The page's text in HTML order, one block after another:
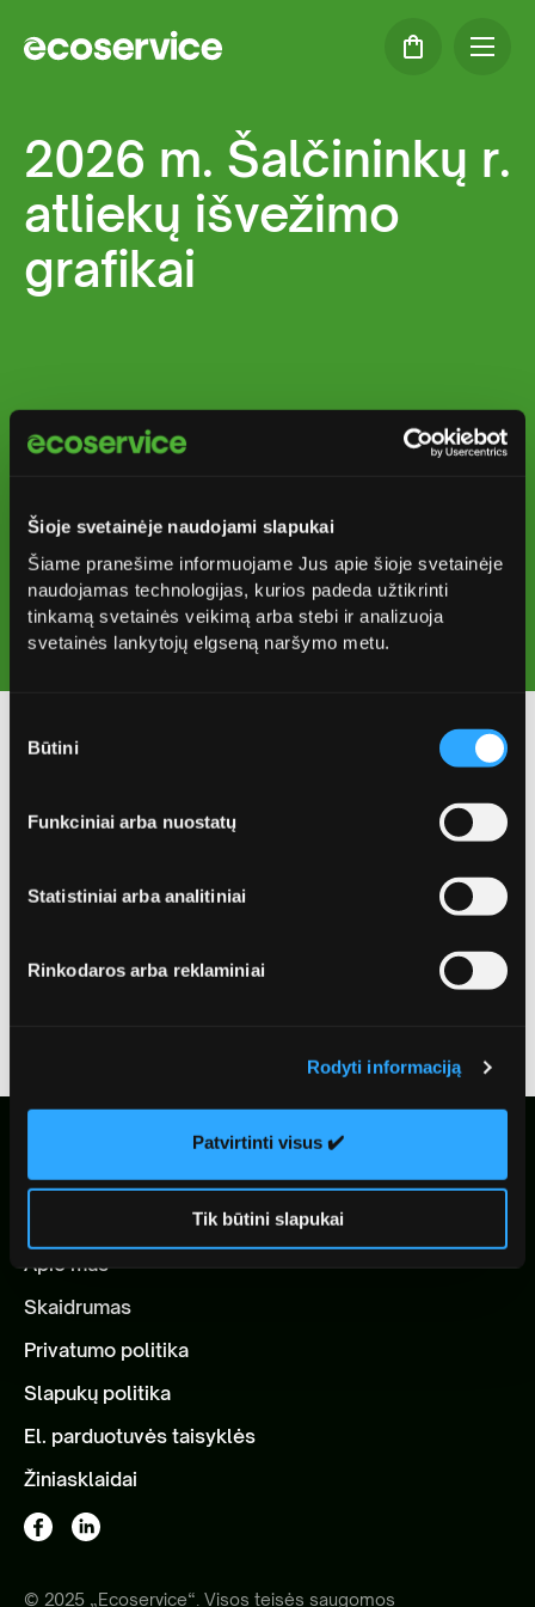
Šioje svetainėje naudojami slapukai
Šiame pranešime informuojame Jus apie šioje svetainėje
naudojamas technologijas, kurios padeda užtikrinti
tinkamą svetainės veikimą arba stebi ir analizuoja
svetainės lankytojų elgseną naršymo metu.
pasirinkimas
Būtini
Funkciniai arba nuostatų
Statistiniai arba analitiniai
Rinkodaros arba reklaminiai
Rodyti informaciją
Patvirtinti visus ✔️
Tik būtini slapukai
2026 m. Šalčininkų r.
atliekų išvežimo
grafikai
Grafikai
Individualių valdų antrinių žaliavių išvežimo grafikas
grafikas
Apie mus
Skaidrumas
Privatumo politika
Slapukų politika
El. parduotuvės taisyklės
Žiniasklaidai
© 2025 „Ecoservice“. Visos teisės saugomos